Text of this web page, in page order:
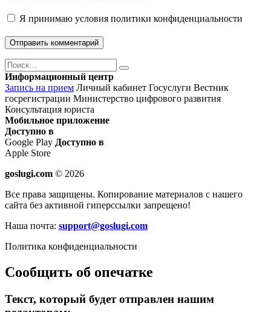
Я принимаю условия политики конфиденциальности
Поиск
Найти
Информационный центр
Запись на прием Личный кабинет Госуслуги Вестник
госрегистрации Министерство цифрового развития
Консультация юриста
Мобильное приложение
Доступно в
Google Play Доступно в
Apple Store
goslugi.com © 2026
Все права защищены. Копирование материалов с нашего
сайта без активной гиперссылки запрещено!
Наша почта: support@goslugi.com
Политика конфиденциальности
Сообщить об опечатке
Текст, который будет отправлен нашим